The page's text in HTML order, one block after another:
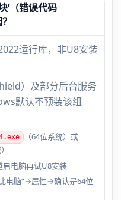
’（错误代码
运行库，非U8安装
）及部分后台服务
默认不预装该组
（64位系统）或
启电脑再试U8安装
电脑”→属性→确认是64位